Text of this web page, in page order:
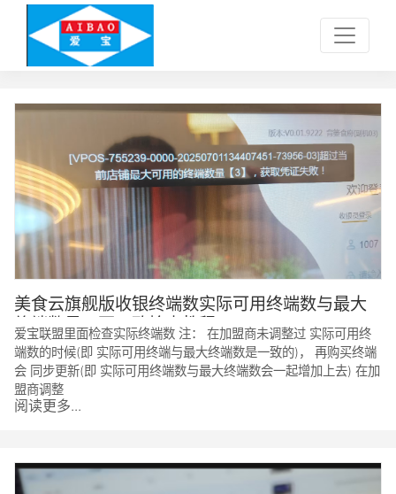
美食云旗舰版收银终端数实际可用终端数与最大
终端数显示不一致检查教程
爱宝联盟里面检查实际终端数 注： 在加盟商未调整过 实际可用终
端数的时候(即 实际可用终端与最大终端数是一致的)， 再购买终端
会 同步更新(即 实际可用终端数与最大终端数会一起增加上去) 在加
盟商调整
阅读更多...